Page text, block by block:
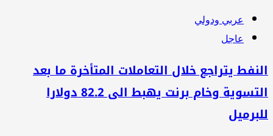
عربي ودولي
عاجل
يتراجع خلال التعاملات المتأخرة ما بعد
التسوية وخام برنت يهبط الى 82.2 دولارا